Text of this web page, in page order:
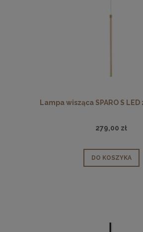
Lampa wisząca SPARO S
279,00 zł
DO KOSZYKA